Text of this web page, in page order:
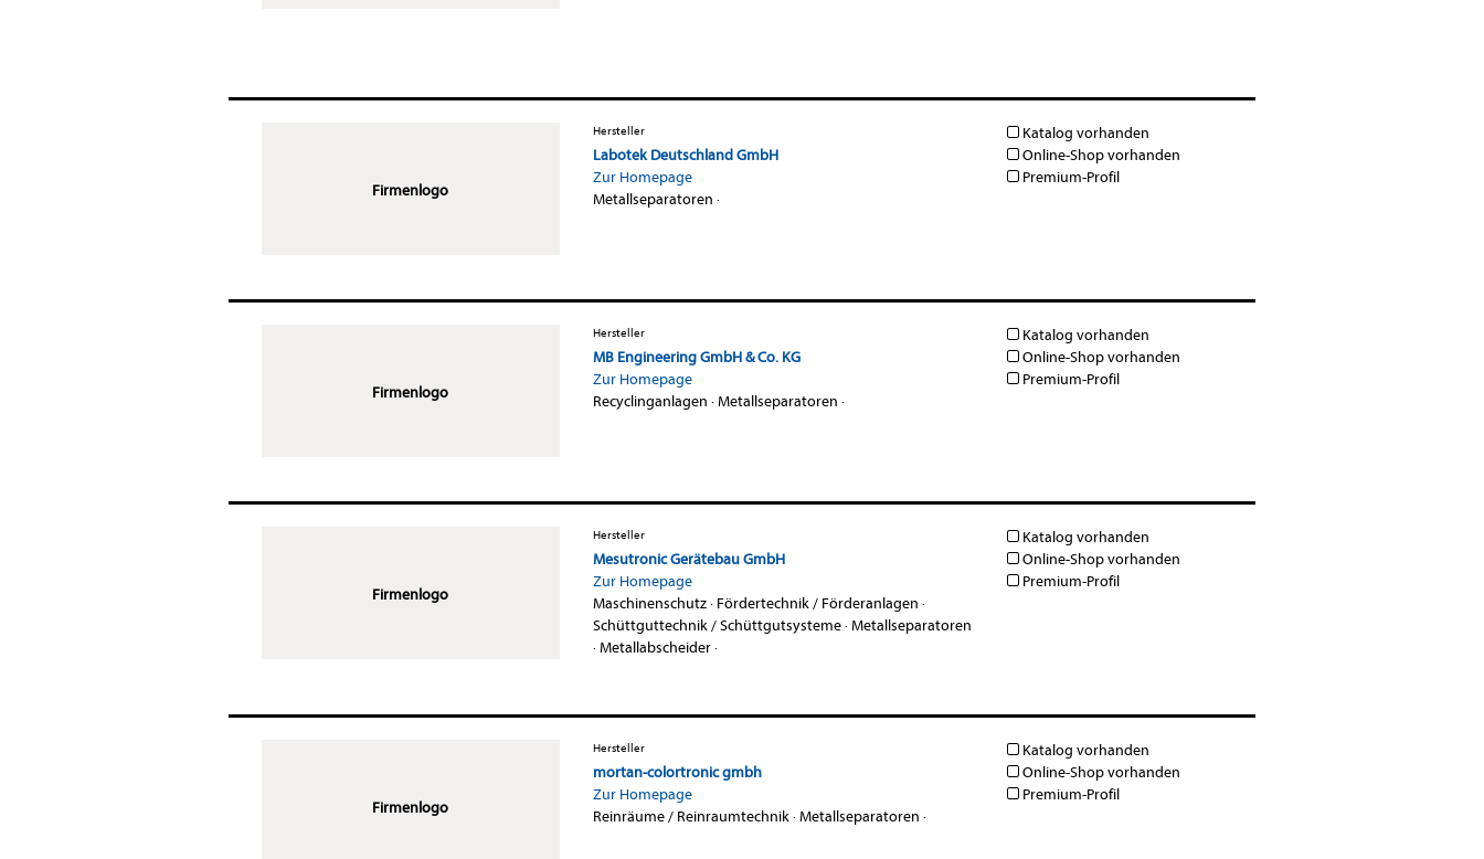
Firmenlogo
Hersteller
Labotek Deutschland GmbH
Zur Homepage
Metallseparatoren ·
Katalog vorhanden
Online-Shop vorhanden
Premium-Profil
Firmenlogo
Hersteller
MB Engineering GmbH & Co. KG
Zur Homepage
Recyclinganlagen ·Metallseparatoren ·
Katalog vorhanden
Online-Shop vorhanden
Premium-Profil
Firmenlogo
Hersteller
Mesutronic Gerätebau GmbH
Zur Homepage
Maschinenschutz· Fördertechnik / Förderanlagen ·
Schüttguttechnik / Schüttgutsysteme·Metallseparatoren
·Metallabscheider·
Katalog vorhanden
Online-Shop vorhanden
Premium-Profil
Firmenlogo
Hersteller
mortan-colortronic gmbh
Zur Homepage
Reinräume / Reinraumtechnik·Metallseparatoren ·
Katalog vorhanden
Online-Shop vorhanden
Premium-Profil